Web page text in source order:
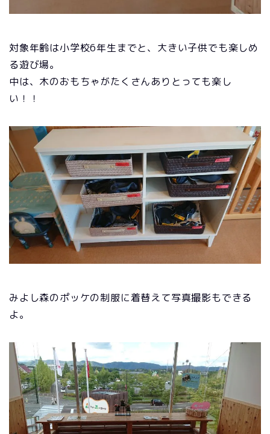
対象年齢は小学校6年生までと、大きい子供でも楽しめ
る遊び場。
中は、木のおもちゃがたくさんありとっても楽し
い！！
みよし森のポッケの制服に着替えて写真撮影もできる
よ。